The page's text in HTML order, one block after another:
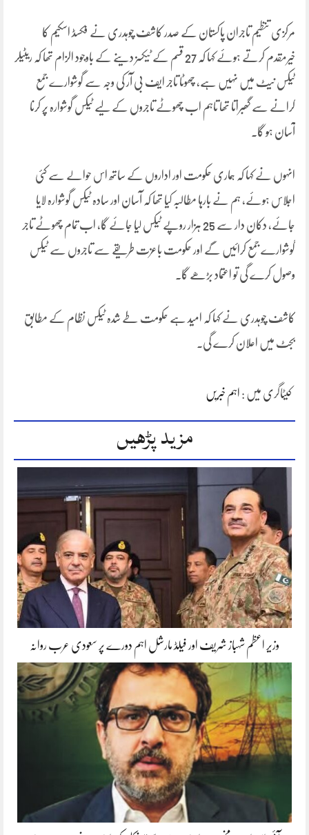
مرکزی تنظیم تاجران پاکستان کے صدر کاشف چوہدری نے فکسڈ اسکیم کا
خیرمقدم کرتے ہوئے کہا کہ 27 قسم کے ٹیکسز دینے کے باوجود الزام تھا کہ ریٹیلر
ٹیکس نیٹ میں نہیں ہے، چھوٹا تاجر ایف بی آر کی وجہ سے گوشوارے جمع
کرانے سے گھبراتا تھا تاہم اب چھوٹے تاجروں کے لیے ٹیکس گوشوارہ پر کرنا
آسان ہو گا۔
انہوں نے کہا کہ ہماری حکومت اور اداروں کے ساتھ اس حوالے سے کئی
اجلاس ہوئے، ہم نے بارہا مطالبہ کیا تھا کہ آسان اور سادہ ٹیکس گوشوارہ لایا
جائے، دکان دار سے 25 ہزار روپے ٹیکس لیا جائے گا، اب تمام چھوٹے تاجر
گوشوارے جمع کرائیں گے اور حکومت باعزت طریقے سے تاجروں سے ٹیکس
وصول کرے گی تو اعتماد بڑھے گا۔
کاشف چوہدری نے کہا کہ امید ہے حکومت طے شدہ ٹیکس نظام کے مطابق
بجٹ میں اعلان کرے گی۔
کیٹاگری میں : اہم خبریں
مزید پڑھیں
وزیر اعظم شہباز شریف اور فیلڈ مارشل اہم دورے پر سعودی عرب روانہ